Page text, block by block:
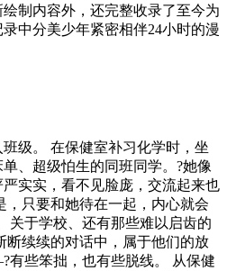
制内容外，还完整收录了至今为
中分美少年紧密相伴24小时的漫
级。 在保健室补习化学时，坐
、超级怕生的同班同学。?她像
实实，看不见脸庞，交流起来也
，只要和她待在一起，内心就会
关于学校、还有那些难以启齿的
断续续的对话中，属于他们的放
些笨拙，也有些脱线。 从保健